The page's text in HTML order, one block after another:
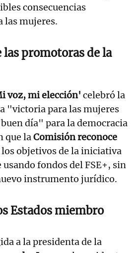
consecuencias
las mujeres.
las promotoras de la
voz, mi elección' celebró la
"victoria para las mujeres
día" para la democracia
que laComisión reconoce
los objetivos de la iniciativa
fondos del FSE+, sin
instrumento jurídico.
Estados miembro
a la presidenta de la